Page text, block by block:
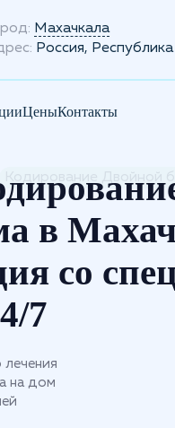
Махачкала
Россия,
ЦеныКонтакты
в
со
7
на дом